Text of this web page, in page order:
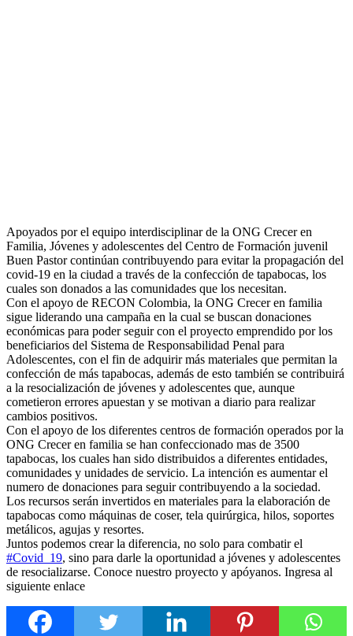
Apoyados por el equipo interdisciplinar de la ONG Crecer en
Familia, Jóvenes y adolescentes del Centro de Formación juvenil
Buen Pastor continúan contribuyendo para evitar la propagación del
covid-19 en la ciudad a través de la confección de tapabocas, los
cuales son donados a las comunidades que los necesitan.
Con el apoyo de RECON Colombia, la ONG Crecer en familia
sigue liderando una campaña en la cual se buscan donaciones
económicas para poder seguir con el proyecto emprendido por los
beneficiarios del Sistema de Responsabilidad Penal para
Adolescentes, con el fin de adquirir más materiales que permitan la
confección de más tapabocas, además de esto también se contribuirá
a la resocialización de jóvenes y adolescentes que, aunque
cometieron errores apuestan y se motivan a diario para realizar
cambios positivos.
Con el apoyo de los diferentes centros de formación operados por la
ONG Crecer en familia se han confeccionado mas de 3500
tapabocas, los cuales han sido distribuidos a diferentes entidades,
comunidades y unidades de servicio. La intención es aumentar el
numero de donaciones para seguir contribuyendo a la sociedad.
Los recursos serán invertidos en materiales para la elaboración de
tapabocas como máquinas de coser, tela quirúrgica, hilos, soportes
metálicos, agujas y resortes.
Juntos podemos crear la diferencia, no solo para combatir el
#Covid_19, sino para darle la oportunidad a jóvenes y adolescentes
de resocializarse. Conoce nuestro proyecto y apóyanos. Ingresa al
siguiente enlace